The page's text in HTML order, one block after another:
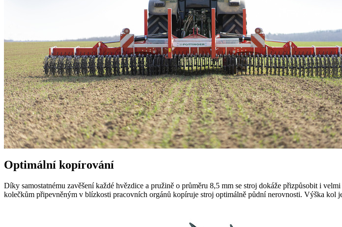
Optimální kopírování
Díky samostatnému zavěšení každé hvězdice a pružině o průměru 8,5 mm se stroj dokáže přizpůsobit i
kolečkům připevněným v blízkosti pracovních orgánů kopíruje stroj optimálně půdní nerovnosti. Výška kol